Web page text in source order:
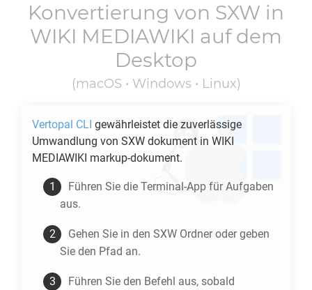
Konvertierung von SXW in
WIKI MEDIAWIKI auf dem
Desktop
(macOS • Windows • Linux)
Vertopal CLI gewährleistet die zuverlässige
Umwandlung von SXW dokument in WIKI
MEDIAWIKI markup-dokument.
Führen Sie die Terminal-App für Aufgaben
aus.
Gehen Sie in den SXW Ordner oder geben
Sie den Pfad an.
Führen Sie den Befehl aus, sobald